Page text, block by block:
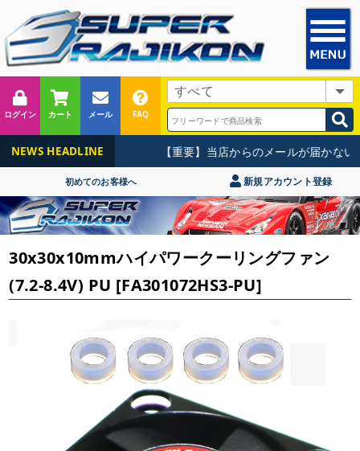
ログイン カート メール FAQ
NEWS HEADLINE 【重要】当店からのメールが届かない
初めてのお客様へ 新規アカウント登録
30x30x10mmハイパワークーリングファン
(7.2-8.4V) PU [FA301072HS3-PU]